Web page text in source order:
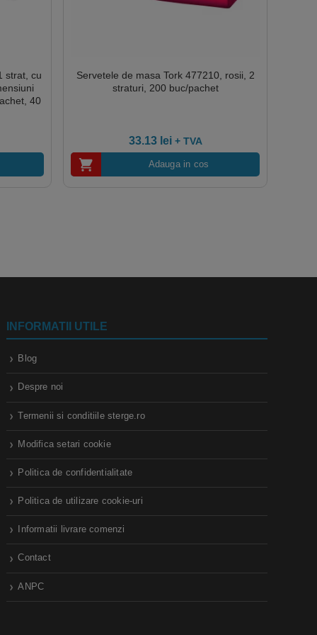
strat, cu
40
Servetele de masa Tork 477210, rosii, 2
straturi, 200 buc/pachet
33.13 lei + TVA
Adauga in cos
INFORMATII UTILE
Blog
Despre noi
Termenii si conditiile sterge.ro
Modifica setari cookie
Politica de confidentialitate
Politica de utilizare cookie-uri
Informatii livrare comenzi
Contact
ANPC